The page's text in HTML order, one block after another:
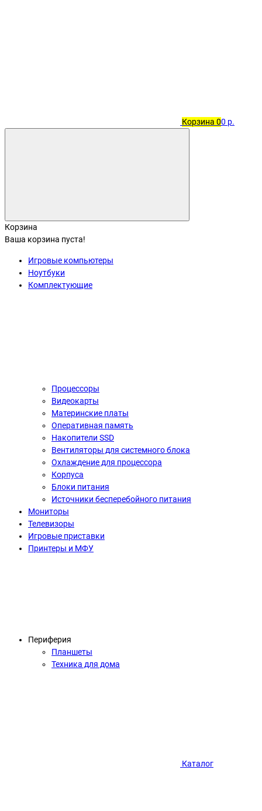
Корзина 00 р.
Корзина
Ваша корзина пуста!
Игровые компьютеры
Ноутбуки
Комплектующие
Процессоры
Видеокарты
Материнские платы
Оперативная память
Накопители SSD
Вентиляторы для системного блока
Охлаждение для процессора
Корпуса
Блоки питания
Источники бесперебойного питания
Мониторы
Телевизоры
Игровые приставки
Принтеры и МФУ
Периферия
Планшеты
Техника для дома
Каталог